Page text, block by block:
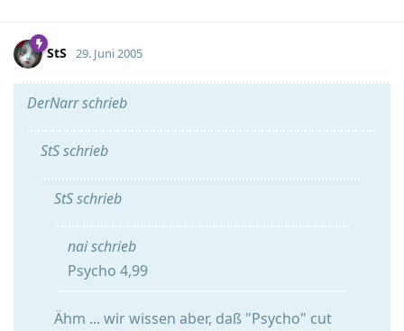
StS 29. Juni 2005
DerNarr schrieb
StS schrieb
StS schrieb
nai schrieb
Psycho 4,99
Ähm ... wir wissen aber, daß "Psycho" cut